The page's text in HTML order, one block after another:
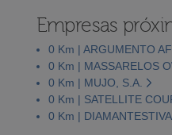
Empresas
0 Km | ARGUMENTO
0 Km | MASSARELOS
0 Km | MUJO, S.A.
0 Km | SATELLITE
0 Km |